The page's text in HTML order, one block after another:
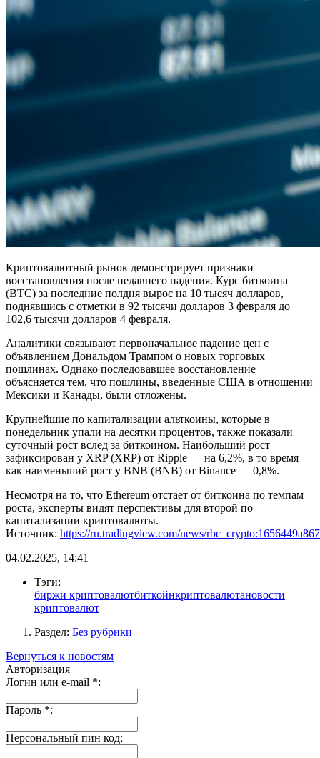
Криптовалютный рынок демонстрирует признаки
восстановления после недавнего падения. Курс биткоина
(BTC) за последние полдня вырос на 10 тысяч долларов,
поднявшись с отметки в 92 тысячи долларов 3 февраля до
102,6 тысячи долларов 4 февраля.
Аналитики связывают первоначальное падение цен с
объявлением Дональдом Трампом о новых торговых
пошлинах. Однако последовавшее восстановление
объясняется тем, что пошлины, введенные США в отношении
Мексики и Канады, были отложены.
Крупнейшие по капитализации альткоины, которые в
понедельник упали на десятки процентов, также показали
суточный рост вслед за биткоином. Наибольший рост
зафиксирован у XRP (XRP) от Ripple — на 6,2%, в то время
как наименьший рост у BNB (BNB) от Binance — 0,8%.
Несмотря на то, что Ethereum отстает от биткоина по темпам
роста, эксперты видят перспективы для второй по
капитализации криптовалюты.
Источник: https://ru.tradingview.com/news/
04.02.2025, 14:41
Тэги:
биржи криптовалютбиткойнкриптовалютановости
криптовалют
Раздел: Без рубрики
Вернуться к новостям
Авторизация
Логин или e-mail *:
Пароль *:
Персональный пин код: